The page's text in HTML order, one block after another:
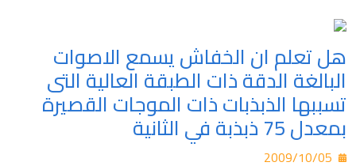
هل تعلم ان الخفاش يسمع الاصوات
البالغة الدقة ذات الطبقة العالية التى
تسببها الذبذبات ذات الموجات القصيرة
بمعدل 75 ذبذبة في الثانية